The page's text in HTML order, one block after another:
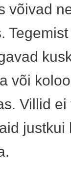
võivad
või
Villid ei
justkui